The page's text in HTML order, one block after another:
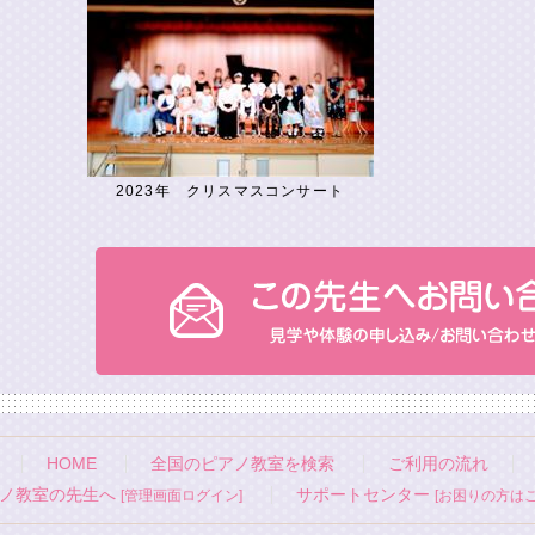
2023年 クリスマスコンサート
HOME 全国のピアノ教室を検索
ご利用の流れ
教室の先生へ [管理画面ログイン] サポートセンター [お困りの方は